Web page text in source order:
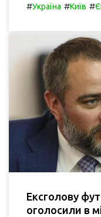
#Україна #Київ #
Ексголову
оголосили в